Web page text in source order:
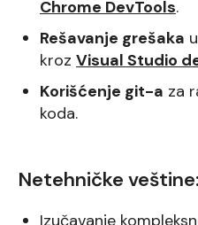
Chrome DevTools.
Rešavanje grešaka
kroz Visual Studio
Korišćenje git-a za
koda.
Netehničke veštine: